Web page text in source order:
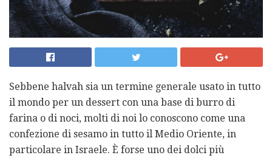
Sebbene halvah sia un termine generale usato in tutto
il mondo per un dessert con una base di burro di
farina o di noci, molti di noi lo conoscono come una
confezione di sesamo in tutto il Medio Oriente, in
particolare in Israele. È forse uno dei dolci più